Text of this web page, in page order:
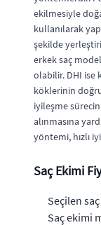
ekilmesiyle
kullanılarak
şekilde
erkek saç
olabilir. DHI ise
köklerinin
iyileşme
alınmasına
yöntemi, hızlı
Saç Ekimi
Seçilen
Saç ekimi